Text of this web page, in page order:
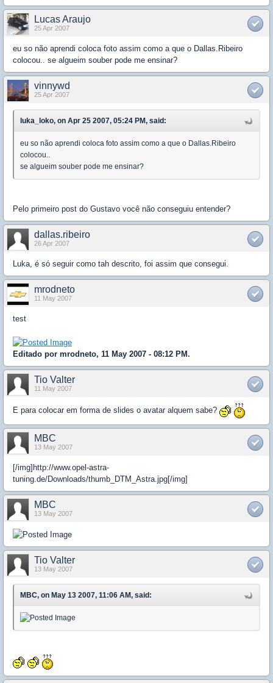
Lucas Araujo
25 Apr 2007
eu so não aprendi coloca foto assim como a que o Dallas.Ribeiro
colocou.. se algueim souber pode me ensinar?
vinnywd
25 Apr 2007
luka_loko, on Apr 25 2007, 05:24 PM, said:
eu so não aprendi coloca foto assim como a que o Dallas.Ribeiro
colocou..
se algueim souber pode me ensinar?
Pelo primeiro post do Gustavo você não conseguiu entender?
dallas.ribeiro
26 Apr 2007
Luka, é só seguir como tah descrito, foi assim que consegui.
mrodneto
11 May 2007
test
Editado por mrodneto, 11 May 2007 - 08:12 PM.
Tio Valter
11 May 2007
E para colocar em forma de slides o avatar alquem sabe?
MBC
13 May 2007
[/img]http://www.opel-astra-
tuning.de/Downloads/thumb_DTM_Astra.jpg[/img]
MBC
13 May 2007
Tio Valter
13 May 2007
MBC, on May 13 2007, 11:06 AM, said: